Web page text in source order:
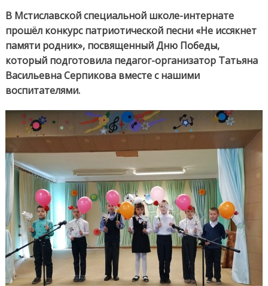
В Мстиславской специальной школе-интернате
прошёл конкурс патриотической песни «Не иссякнет
памяти родник», посвященный Дню Победы,
который подготовила педагог-организатор Татьяна
Васильевна Серпикова вместе с нашими
воспитателями.